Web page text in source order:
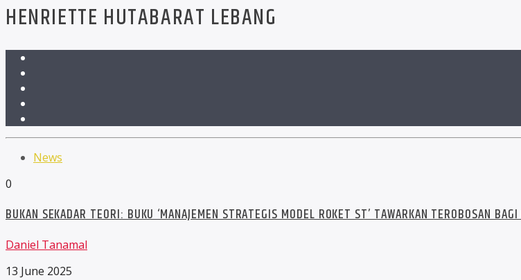
HENRIETTE HUTABARAT LEBANG
News
0
BUKAN SEKADAR TEORI: BUKU ‘MANAJEMEN STRATEGIS MODEL ROKET ST’ TAWARKAN TEROBOSAN
Daniel Tanamal
13 June 2025